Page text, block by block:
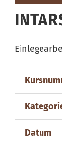
Datum